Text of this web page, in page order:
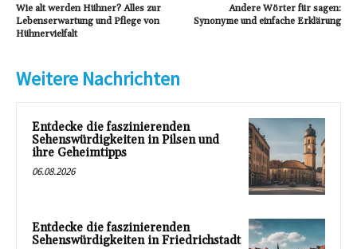
Wie alt werden Hühner? Alles zur
Lebenserwartung und Pflege von
Hühnervielfalt
Andere Wörter für sagen:
Synonyme und einfache Erklärung
Weitere Nachrichten
Entdecke die faszinierenden
Sehenswürdigkeiten in Pilsen und
ihre Geheimtipps
06.08.2026
Entdecke die faszinierenden
Sehenswürdigkeiten in Friedrichstadt